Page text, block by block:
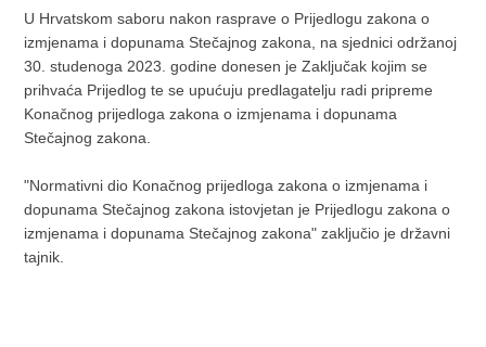
U Hrvatskom saboru nakon rasprave o Prijedlogu zakona o
izmjenama i dopunama Stečajnog zakona, na sjednici održanoj
30. studenoga 2023. godine donesen je Zaključak kojim se
prihvaća Prijedlog te se upućuju predlagatelju radi pripreme
Konačnog prijedloga zakona o izmjenama i dopunama
Stečajnog zakona.
"Normativni dio Konačnog prijedloga zakona o izmjenama i
dopunama Stečajnog zakona istovjetan je Prijedlogu zakona o
izmjenama i dopunama Stečajnog zakona" zaključio je državni
tajnik.